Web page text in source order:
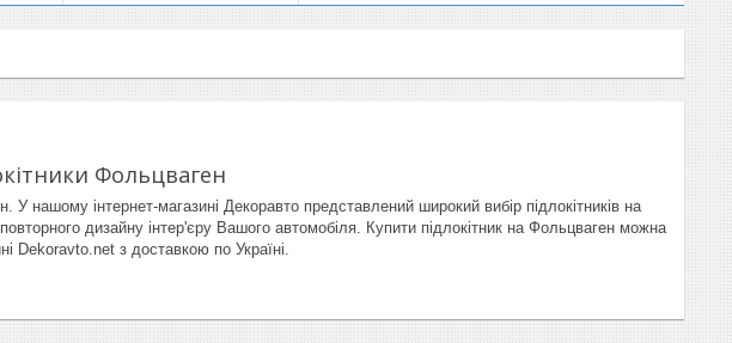
Фольцваген
нашому інтернет-магазині Декоравто представлений широкий вибір підлокітників на
дизайну інтер'єру Вашого автомобіля. Купити підлокітник на Фольцваген можна
Dekoravto.net з доставкою по Україні.